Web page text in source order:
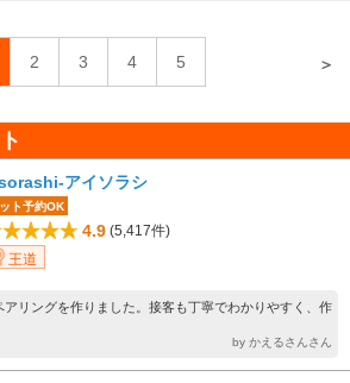
2 3 4 5 ＞
アイソラシ
ト予約OK
4.9 (5,417件)
王道
リングを作りました。接客も丁寧でわかりやすく、作
by かえるさんさん